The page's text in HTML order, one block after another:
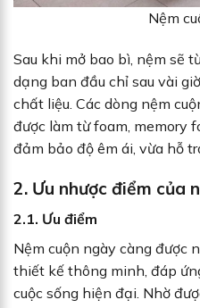
Nệm
Sau khi mở bao bì, nệm sẽ
dạng ban đầu chỉ sau vài
chất liệu. Các dòng nệm
được làm từ foam, memory
đảm bảo độ êm ái, vừa hỗ
2. Ưu nhược điểm của
2.1. Ưu điểm
Nệm cuộn ngày càng được
thiết kế thông minh, đáp
cuộc sống hiện đại. Nhờ